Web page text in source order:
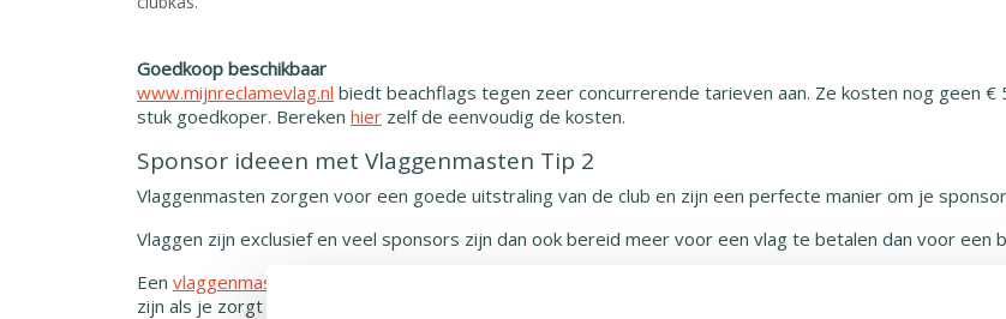
Goedkoop beschikbaar
www.mijnreclamevlag.nl biedt beachflags tegen zeer concurrerende tarieven aan. Ze kosten nog geen
stuk goedkoper. Bereken hier zelf de eenvoudig de kosten.
Sponsor ideeen met Vlaggenmasten Tip 2
Vlaggenmasten zorgen voor een goede uitstraling van de club en zijn een perfecte manier om je
Vlaggen zijn exclusief en veel sponsors zijn dan ook bereid meer voor een vlag te betalen dan voor een
Een vlaggenmast
moet natuurlijk wel geïnstalleerd worden. Dat is een eenmalige investering van ca. €
zijn als je zorgt dat de baten voor de kosten uitgaan. Dat kan heel gemakkelijk met een crowdfundingactie.